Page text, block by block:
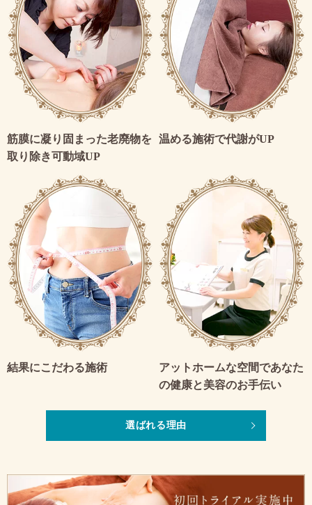
筋膜に凝り固まった老廃物を
取り除き可動域UP
温める施術で代謝がUP
結果にこだわる施術
アットホームな空間であなた
の健康と美容のお手伝い
選ばれる理由